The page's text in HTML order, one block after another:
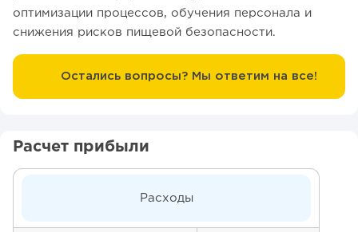
оптимизации процессов, обучения персонала и
снижения рисков пищевой безопасности.
Остались вопросы? Мы ответим на все!
Расчет прибыли
Расходы